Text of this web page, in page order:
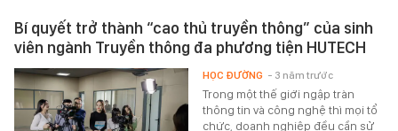
Bí quyết trở thành “cao thủ truyền thông” của sinh
viên ngành Truyền thông đa phương tiện HUTECH
Trong một thế giới ngập tràn
thông tin và công nghệ thì mọi tổ
chức, doanh nghiệp đều cần sử
HỌC ĐƯỜNG - 3 năm trước